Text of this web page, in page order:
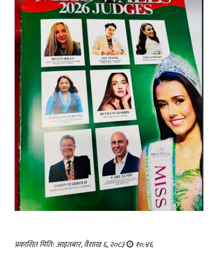
प्रकाशित मिति: आइतबार, वैशाख ६, २०८३ १०:४६